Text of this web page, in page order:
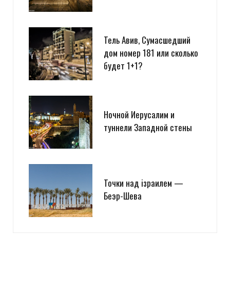
Тель Авив, Сумасшедший
дом номер 181 или сколько
будет 1+1?
Ночной Иерусалим и
туннели Западной стены
Точки над iзраилем —
Беэр-Шева